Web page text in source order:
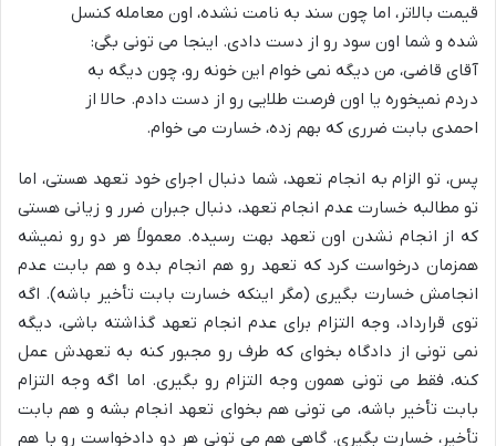
قیمت بالاتر، اما چون سند به نامت نشده، اون معامله کنسل
شده و شما اون سود رو از دست دادی. اینجا می تونی بگی:
آقای قاضی، من دیگه نمی خوام این خونه رو، چون دیگه به
دردم نمیخوره یا اون فرصت طلایی رو از دست دادم. حالا از
احمدی بابت ضرری که بهم زده، خسارت می خوام.
پس، تو الزام به انجام تعهد، شما دنبال اجرای خود تعهد هستی، اما
تو مطالبه خسارت عدم انجام تعهد، دنبال جبران ضرر و زیانی هستی
که از انجام نشدن اون تعهد بهت رسیده. معمولاً هر دو رو نمیشه
همزمان درخواست کرد که تعهد رو هم انجام بده و هم بابت عدم
انجامش خسارت بگیری (مگر اینکه خسارت بابت تأخیر باشه). اگه
توی قرارداد، وجه التزام برای عدم انجام تعهد گذاشته باشی، دیگه
نمی تونی از دادگاه بخوای که طرف رو مجبور کنه به تعهدش عمل
کنه، فقط می تونی همون وجه التزام رو بگیری. اما اگه وجه التزام
بابت تأخیر باشه، می تونی هم بخوای تعهد انجام بشه و هم بابت
تأخیر، خسارت بگیری. گاهی هم می تونی هر دو دادخواست رو با هم